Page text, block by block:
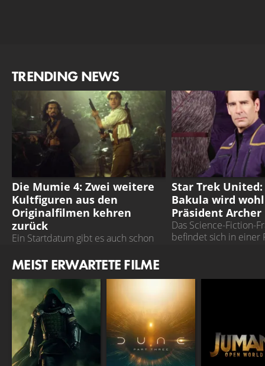
TRENDING NEWS
DIE MUMIE 4
Die Mumie 4: Zwei weitere
Kultfiguren aus den
Originalfilmen kehren
zurück
Ein Startdatum gibt es auch schon
STAR TREK UNITED
Star Trek
Bakula wird
Präsident Archer
Das Science-Fiction-
befindet sich in einer
MEIST ERWARTETE FILME